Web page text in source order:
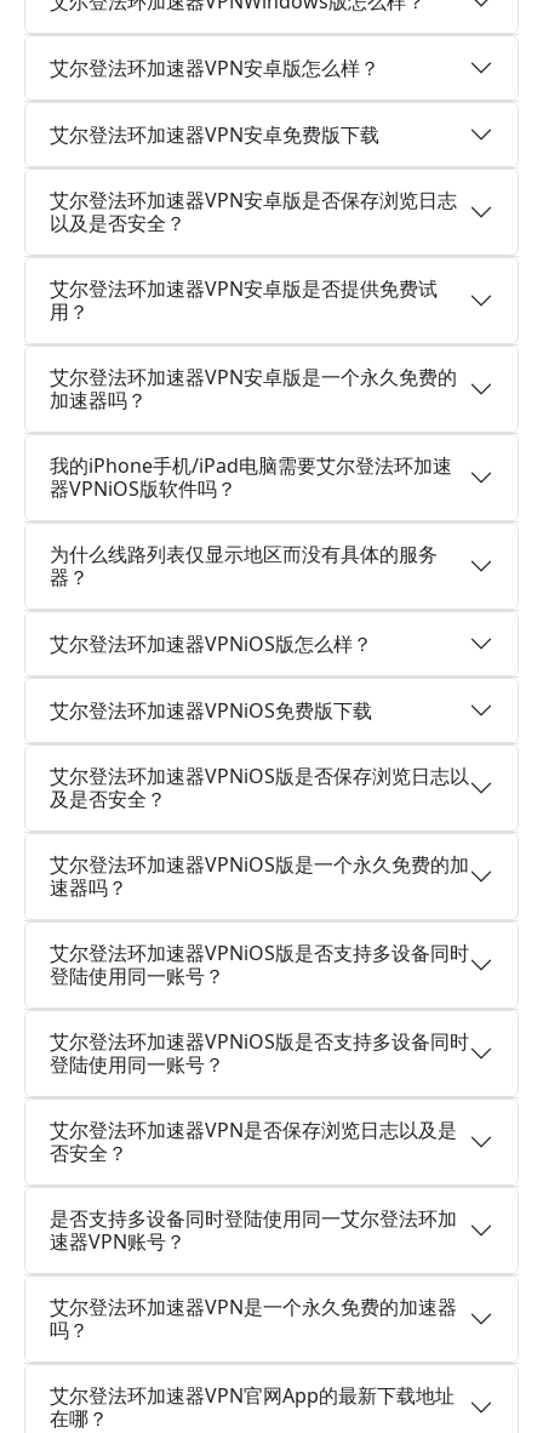
艾尔登法环加速器VPN安卓版怎么样？
艾尔登法环加速器VPN安卓免费版下载
艾尔登法环加速器VPN安卓版是否保存浏览日志
以及是否安全？
艾尔登法环加速器VPN安卓版是否提供免费试
用？
艾尔登法环加速器VPN安卓版是一个永久免费的
加速器吗？
我的iPhone手机/iPad电脑需要艾尔登法环加速
器VPNiOS版软件吗？
为什么线路列表仅显示地区而没有具体的服务
器？
艾尔登法环加速器VPNiOS版怎么样？
艾尔登法环加速器VPNiOS免费版下载
艾尔登法环加速器VPNiOS版是否保存浏览日志以
及是否安全？
艾尔登法环加速器VPNiOS版是一个永久免费的加
速器吗？
艾尔登法环加速器VPNiOS版是否支持多设备同时
登陆使用同一账号？
艾尔登法环加速器VPNiOS版是否支持多设备同时
登陆使用同一账号？
艾尔登法环加速器VPN是否保存浏览日志以及是
否安全？
是否支持多设备同时登陆使用同一艾尔登法环加
速器VPN账号？
艾尔登法环加速器VPN是一个永久免费的加速器
吗？
艾尔登法环加速器VPN官网App的最新下载地址
在哪？